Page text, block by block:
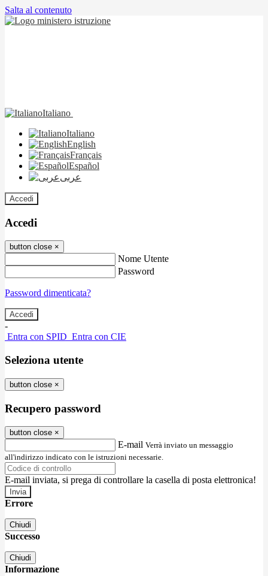
Salta al contenuto
Italiano
Italiano
English
Français
Español
عربى
Accedi
Accedi
button close ×
Nome Utente
Password
Password dimenticata?
-
Entra con SPID Entra con CIE
Seleziona utente
button close ×
Recupero password
button close ×
E-mail Verrà inviato un messaggio
all'indirizzo indicato con le istruzioni necessarie.
E-mail inviata, si prega di controllare la casella di posta elettronica!
Errore
Chiudi
Successo
Chiudi
Informazione